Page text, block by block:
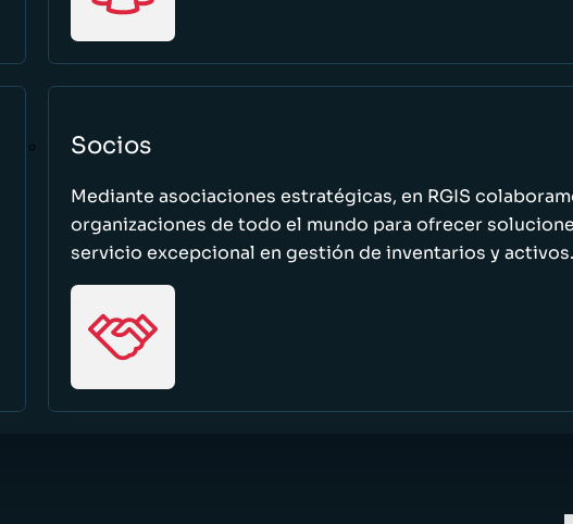
Socios
Mediante asociaciones estratégicas, en RGIS
organizaciones de todo el mundo para ofrecer
servicio excepcional en gestión de inventarios y activos.